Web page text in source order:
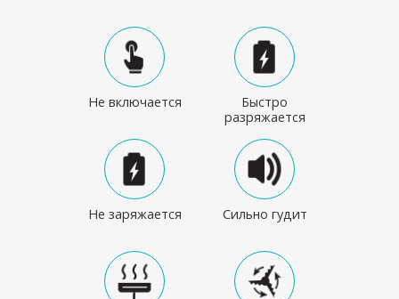
Не включается
Быстро
разряжается
Не заряжается Сильно гудит